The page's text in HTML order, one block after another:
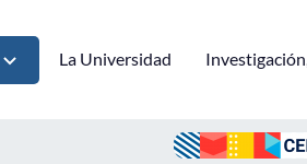
La Universidad